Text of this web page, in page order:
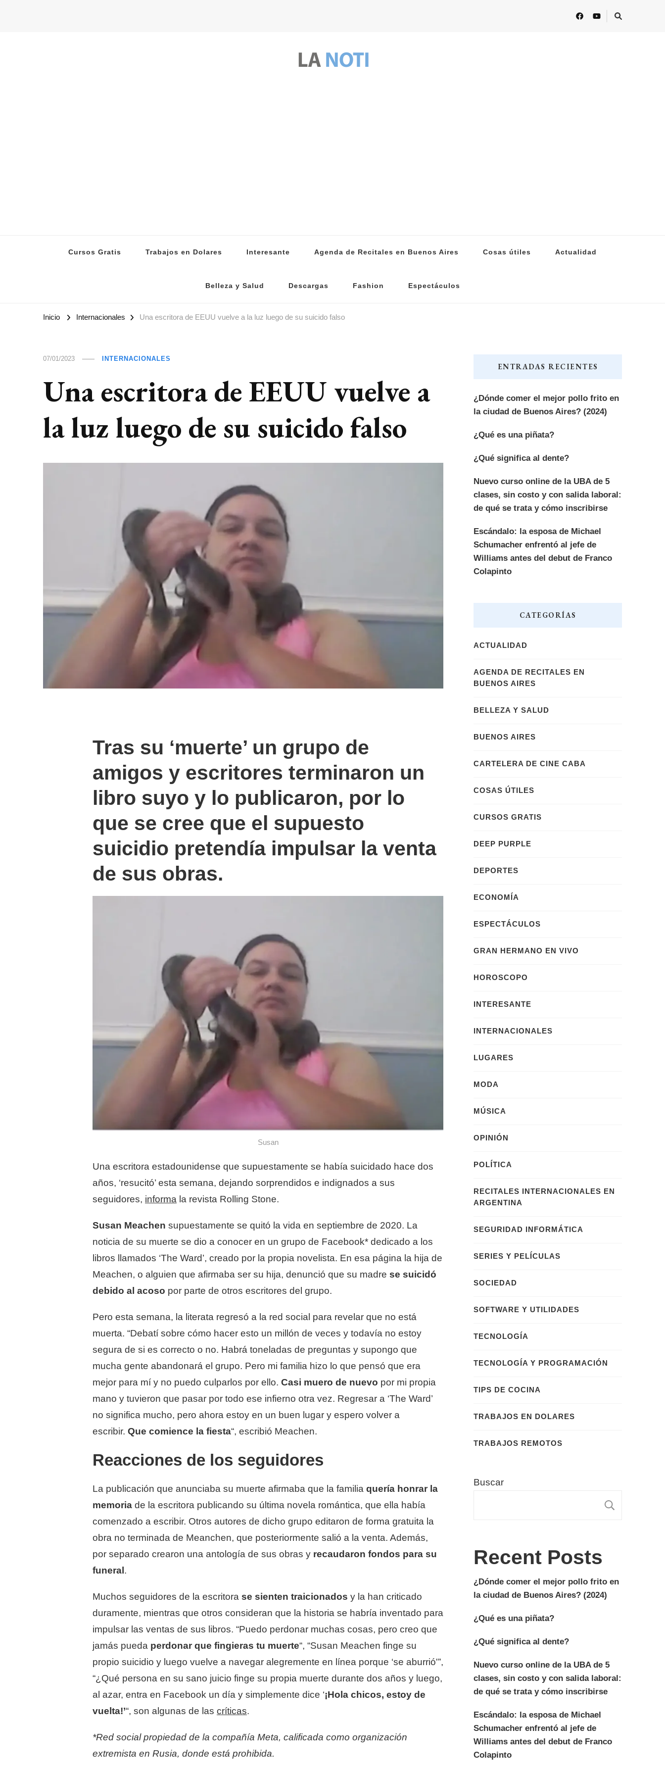
Cursos Gratis Trabajos en Dolares Interesante Agenda de Recitales en Buenos Aires Cosas útiles Actualidad
Belleza y Salud Descargas Fashion Espectáculos
Inicio Internacionales Una escritora de EEUU vuelve a la luz luego de su suicido falso
07/01/2023 INTERNACIONALES
Una escritora de EEUU vuelve a
la luz luego de su suicido falso
Tras su ‘muerte’ un grupo de
amigos y escritores terminaron un
libro suyo y lo publicaron, por lo
que se cree que el supuesto
suicidio pretendía impulsar la venta
de sus obras.
Susan
Una escritora estadounidense que supuestamente se había suicidado hace dos
años, ‘resucitó’ esta semana, dejando sorprendidos e indignados a sus
seguidores, informa la revista Rolling Stone.
Susan Meachen supuestamente se quitó la vida en septiembre de 2020. La
noticia de su muerte se dio a conocer en un grupo de Facebook* dedicado a los
libros llamados ‘The Ward’, creado por la propia novelista. En esa página la hija de
Meachen, o alguien que afirmaba ser su hija, denunció que su madre se suicidó
debido al acoso por parte de otros escritores del grupo.
Pero esta semana, la literata regresó a la red social para revelar que no está
muerta. “Debatí sobre cómo hacer esto un millón de veces y todavía no estoy
segura de si es correcto o no. Habrá toneladas de preguntas y supongo que
mucha gente abandonará el grupo. Pero mi familia hizo lo que pensó que era
mejor para mí y no puedo culparlos por ello. Casi muero de nuevo por mi propia
mano y tuvieron que pasar por todo ese infierno otra vez. Regresar a ‘The Ward’
no significa mucho, pero ahora estoy en un buen lugar y espero volver a
escribir. Que comience la fiesta“, escribió Meachen.
Reacciones de los seguidores
La publicación que anunciaba su muerte afirmaba que la familia quería honrar la
memoria de la escritora publicando su última novela romántica, que ella había
comenzado a escribir. Otros autores de dicho grupo editaron de forma gratuita la
obra no terminada de Meanchen, que posteriormente salió a la venta. Además,
por separado crearon una antología de sus obras y recaudaron fondos para su
funeral .
Muchos seguidores de la escritora se sienten traicionados y la han criticado
duramente, mientras que otros consideran que la historia se habría inventado para
impulsar las ventas de sus libros. “Puedo perdonar muchas cosas, pero creo que
jamás pueda perdonar que fingieras tu muerte“, “Susan Meachen finge su
propio suicidio y luego vuelve a navegar alegremente en línea porque ‘se aburrió'”,
“¿Qué persona en su sano juicio finge su propia muerte durante dos años y luego,
al azar, entra en Facebook un día y simplemente dice ‘¡Hola chicos, estoy de
vuelta!’“, son algunas de las críticas.
*Red social propiedad de la compañía Meta, calificada como organización
extremista en Rusia, donde está prohibida.
ENTRADAS RECIENTES
¿Dónde comer el mejor pollo frito en
la ciudad de Buenos Aires? (2024)
¿Qué es una piñata?
¿Qué significa al dente?
Nuevo curso online de la UBA de 5
clases, sin costo y con salida laboral:
de qué se trata y cómo inscribirse
Escándalo: la esposa de Michael
Schumacher enfrentó al jefe de
Williams antes del debut de Franco
Colapinto
CATEGORÍAS
ACTUALIDAD
AGENDA DE RECITALES EN
BUENOS AIRES
BELLEZA Y SALUD
BUENOS AIRES
CARTELERA DE CINE CABA
COSAS ÚTILES
CURSOS GRATIS
DEEP PURPLE
DEPORTES
ECONOMÍA
ESPECTÁCULOS
GRAN HERMANO EN VIVO
HOROSCOPO
INTERESANTE
INTERNACIONALES
LUGARES
MODA
MÚSICA
OPINIÓN
POLÍTICA
RECITALES INTERNACIONALES EN
ARGENTINA
SEGURIDAD INFORMÁTICA
SERIES Y PELÍCULAS
SOCIEDAD
SOFTWARE Y UTILIDADES
TECNOLOGÍA
TECNOLOGÍA Y PROGRAMACIÓN
TIPS DE COCINA
TRABAJOS EN DOLARES
TRABAJOS REMOTOS
Buscar
Recent Posts
¿Dónde comer el mejor pollo frito en
la ciudad de Buenos Aires? (2024)
¿Qué es una piñata?
¿Qué significa al dente?
Nuevo curso online de la UBA de 5
clases, sin costo y con salida laboral:
de qué se trata y cómo inscribirse
Escándalo: la esposa de Michael
Schumacher enfrentó al jefe de
Williams antes del debut de Franco
Colapinto